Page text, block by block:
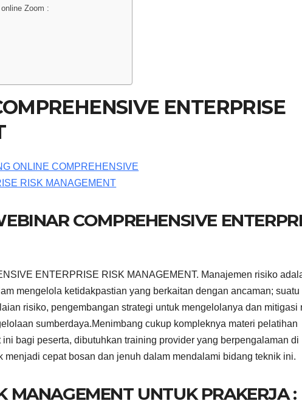
Zoom :
ENTERPRISE
COMPREHENSIVE
ENTERPRISE RISK MANAGEMENT. Manajemen risiko
mengelola ketidakpastian yang berkaitan dengan ancaman; suatu
risiko, pengembangan strategi untuk mengelolanya dan mitigasi
sumberdaya.Menimbang cukup kompleknya materi pelatihan
bagi peserta, dibutuhkan training provider yang berpengalaman di
menjadi cepat bosan dan jenuh dalam mendalami bidang teknik ini.
MANAGEMENT UNTUK PRAKERJA :